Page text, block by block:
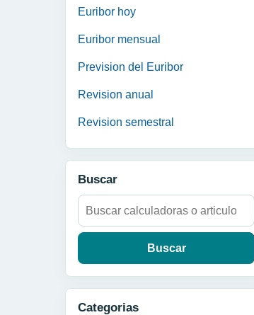
Euribor hoy
Euribor mensual
Prevision del Euribor
Revision anual
Revision semestral
Buscar
Buscar:
Categorias